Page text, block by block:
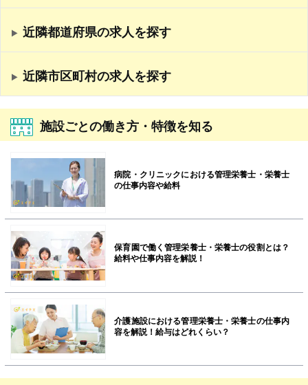
近隣都道府県の求人を探す
近隣市区町村の求人を探す
施設ごとの働き方・特徴を知る
病院・クリニックにおける管理栄養士・栄養士
の仕事内容や給料
保育園で働く管理栄養士・栄養士の役割とは？
給料や仕事内容を解説！
介護施設における管理栄養士・栄養士の仕事内
容を解説！給与はどれくらい？